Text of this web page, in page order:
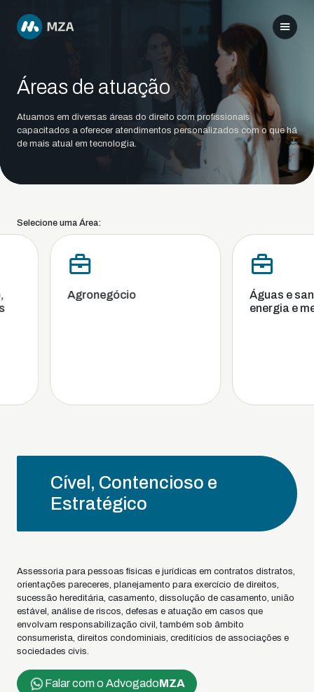
Áreas de atuação
Atuamos em diversas áreas do direito com profissionais
capacitados a oferecer atendimentos personalizados com o que há
de mais atual em tecnologia.
Selecione uma Área:
Agronegócio
Águas e
energia e
Cível, Contencioso e
Estratégico
Assessoria para pessoas físicas e jurídicas em contratos distratos,
orientações pareceres, planejamento para exercício de direitos,
sucessão hereditária, casamento, dissolução de casamento, união
estável, análise de riscos, defesas e atuação em casos que
envolvam responsabilização civil, também sob âmbito
consumerista, direitos condominiais, creditícios de associações e
sociedades civis.
Falar com o AdvogadoMZA